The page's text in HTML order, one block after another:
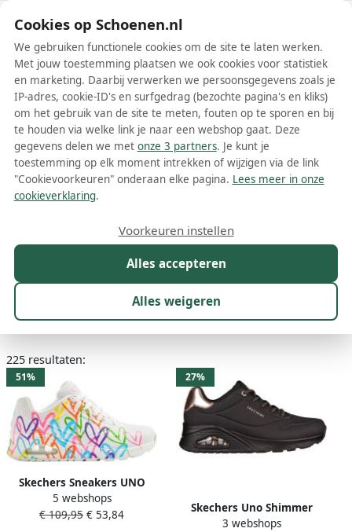
Schoenen.nl
Wis filters Alle filters
Skechers UNO damesschoenen
Als je op zoek bent naar een paar comfortabele, stijlvolle en
duurzame schoenen, dan is de Skechers UNO damesschoenen
model van het bekende merk Skechers staat bekend om zijn
veelzijdigheid, kwaliteit en innovatieve ontwerp. Met een
combinatie van hoogwaardige materialen en een trendy uitstraling,
zijn de Skechers UNO schoenen perfect voor zowel sportieve
activiteiten als dagelijks gebruik.
Enkellaarsjes Instappers Laarzen
Maat Merk 1 Model 1 Kleur Prijs
225 resultaten:
51%
Skechers Sneakers UNO
HIGHLIGHT LOVE
vrijetijdsschoen lage
5 webshops
€ 109,95 € 53,84
27%
Skechers Uno Shimmer
Away 155196 BBK Vrouwen
3 webshops
Cookies op Schoenen.nl
We gebruiken functionele cookies om de site te laten werken.
Met jouw toestemming plaatsen we ook cookies voor statistiek
en marketing. Daarbij verwerken we persoonsgegevens zoals je
IP-adres, cookie-ID's en surfgedrag (bezochte pagina's en kliks)
om het gebruik van de site te meten, fouten op te sporen en bij
te houden via welke link je naar een webshop gaat. Deze
gegevens delen we met onze 3 partners. Je kunt je
toestemming op elk moment intrekken of wijzigen via de link
"Cookievoorkeuren" onderaan elke pagina. Lees meer in onze
cookieverklaring.
Alles accepteren
Alles weigeren
Voorkeuren instellen